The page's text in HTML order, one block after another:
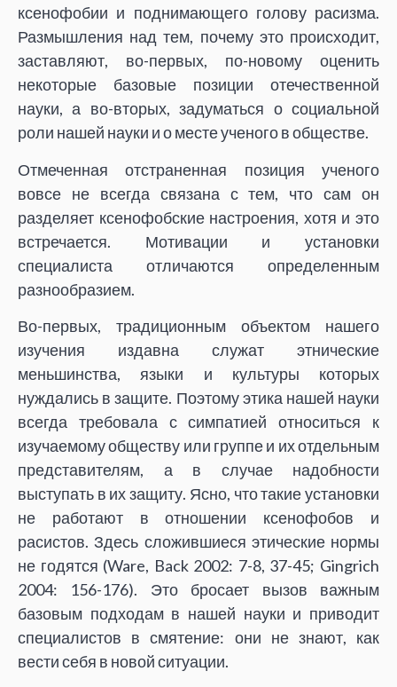
ксенофобии и поднимающего голову расизма.
Размышления над тем, почему это происходит,
заставляют, во-первых, по-новому оценить
некоторые базовые позиции отечественной
науки, а во-вторых, задуматься о социальной
роли нашей науки и о месте ученого в обществе.
Отмеченная отстраненная позиция ученого
вовсе не всегда связана с тем, что сам он
разделяет ксенофобские настроения, хотя и это
встречается. Мотивации и установки
специалиста отличаются определенным
разнообразием.
Во-первых, традиционным объектом нашего
изучения издавна служат этнические
меньшинства, языки и культуры которых
нуждались в защите. Поэтому этика нашей науки
всегда требовала с симпатией относиться к
изучаемому обществу или группе и их отдельным
представителям, а в случае надобности
выступать в их защиту. Ясно, что такие установки
не работают в отношении ксенофобов и
расистов. Здесь сложившиеся этические нормы
не годятся (Ware, Back 2002: 7-8, 37-45; Gingrich
2004: 156-176). Это бросает вызов важным
базовым подходам в нашей науки и приводит
специалистов в смятение: они не знают, как
вести себя в новой ситуации.